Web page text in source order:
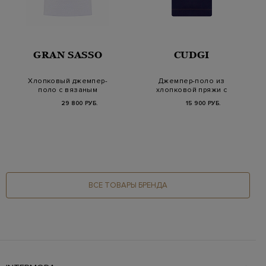
GRAN SASSO
Хлопковый джемпер-
поло с вязаным
29 800 РУБ.
CUDGI
Джемпер-поло из
хлопковой пряжи с
15 900 РУБ.
ВСЕ ТОВАРЫ БРЕНДА